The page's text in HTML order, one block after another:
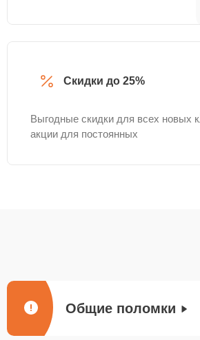
Скидки до 25%
Выгодные скидки для всех новых
акции для постоянных
Общие поломки